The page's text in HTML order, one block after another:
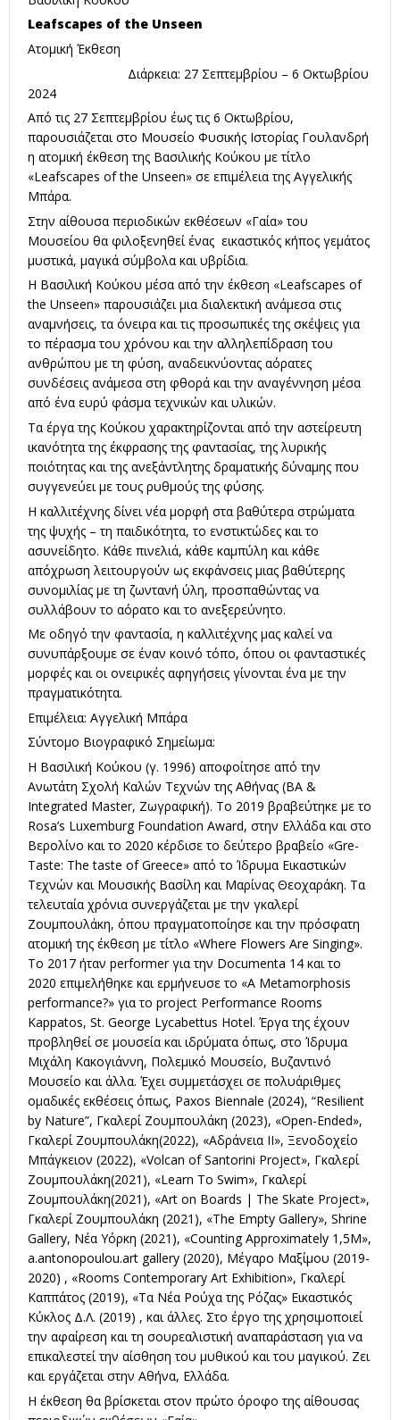
Leafscapes of the Unseen
Ατομική Έκθεση
Διάρκεια: 27 Σεπτεμβρίου – 6 Οκτωβρίου
2024
Από τις 27 Σεπτεμβρίου έως τις 6 Οκτωβρίου,
παρουσιάζεται στο Μουσείο Φυσικής Ιστορίας Γουλανδρή
η ατομική έκθεση της Βασιλικής Κούκου με τίτλο
«Leafscapes of the Unseen» σε επιμέλεια της Αγγελικής
Μπάρα.
Στην αίθουσα περιοδικών εκθέσεων «Γαία» του
Μουσείου θα φιλοξενηθεί ένας εικαστικός κήπος γεμάτος
μυστικά, μαγικά σύμβολα και υβρίδια.
Η Βασιλική Κούκου μέσα από την έκθεση «Leafscapes of
the Unseen» παρουσιάζει μια διαλεκτική ανάμεσα στις
αναμνήσεις, τα όνειρα και τις προσωπικές της σκέψεις για
το πέρασμα του χρόνου και την αλληλεπίδραση του
ανθρώπου με τη φύση, αναδεικνύοντας αόρατες
συνδέσεις ανάμεσα στη φθορά και την αναγέννηση μέσα
από ένα ευρύ φάσμα τεχνικών και υλικών.
Τα έργα της Κούκου χαρακτηρίζονται από την αστείρευτη
ικανότητα της έκφρασης της φαντασίας, της λυρικής
ποιότητας και της ανεξάντλητης δραματικής δύναμης που
συγγενεύει με τους ρυθμούς της φύσης.
Η καλλιτέχνης δίνει νέα μορφή στα βαθύτερα στρώματα
της ψυχής – τη παιδικότητα, το ενστικτώδες και το
ασυνείδητο. Κάθε πινελιά, κάθε καμπύλη και κάθε
απόχρωση λειτουργούν ως εκφάνσεις μιας βαθύτερης
συνομιλίας με τη ζωντανή ύλη, προσπαθώντας να
συλλάβουν το αόρατο και το ανεξερεύνητο.
Με οδηγό την φαντασία, η καλλιτέχνης μας καλεί να
συνυπάρξουμε σε έναν κοινό τόπο, όπου οι φανταστικές
μορφές και οι ονειρικές αφηγήσεις γίνονται ένα με την
πραγματικότητα.
Επιμέλεια: Αγγελική Μπάρα
Σύντομο Βιογραφικό Σημείωμα:
Η Βασιλική Κούκου (γ. 1996) αποφοίτησε από την
Ανωτάτη Σχολή Καλών Τεχνών της Αθήνας (BA &
Integrated Master, Ζωγραφική). Το 2019 βραβεύτηκε με το
Rosa’s Luxemburg Foundation Award, στην Ελλάδα και στο
Βερολίνο και το 2020 κέρδισε το δεύτερο βραβείο «Gre-
Taste: The taste of Greece» από το Ίδρυμα Εικαστικών
Τεχνών και Μουσικής Βασίλη και Μαρίνας Θεοχαράκη. Τα
τελευταία χρόνια συνεργάζεται με την γκαλερί
Ζουμπουλάκη, όπου πραγματοποίησε και την πρόσφατη
ατομική της έκθεση με τίτλο «Where Flowers Are Singing».
Το 2017 ήταν performer για την Documenta 14 και το
2020 επιμελήθηκε και ερμήνευσε το «A Metamorphosis
performance?» για το project Performance Rooms
Kappatos, St. George Lycabettus Hotel. Έργα της έχουν
προβληθεί σε μουσεία και ιδρύματα όπως, στο Ίδρυμα
Μιχάλη Κακογιάννη, Πολεμικό Μουσείο, Βυζαντινό
Μουσείο και άλλα. Έχει συμμετάσχει σε πολυάριθμες
ομαδικές εκθέσεις όπως, Paxos Biennale (2024), “Resilient
by Nature”, Γκαλερί Ζουμπουλάκη (2023), «Open-Ended»,
Γκαλερί Ζουμπουλάκη(2022), «Αδράνεια ΙΙ», Ξενοδοχείο
Μπάγκειον (2022), «Volcan of Santorini Project», Γκαλερί
Ζουμπουλάκη(2021), «Learn To Swim», Γκαλερί
Ζουμπουλάκη(2021), «Art on Boards | The Skate Project»,
Γκαλερί Ζουμπουλάκη (2021), «The Empty Gallery», Shrine
Gallery, Νέα Υόρκη (2021), «Counting Approximately 1,5M»,
a.antonopoulou.art gallery (2020), Μέγαρο Μαξίμου (2019-
2020) , «Rooms Contemporary Art Exhibition», Γκαλερί
Καππάτος (2019), «Τα Νέα Ρούχα της Ρόζας» Εικαστικός
Κύκλος Δ.Λ. (2019) , και άλλες. Στο έργο της χρησιμοποιεί
την αφαίρεση και τη σουρεαλιστική αναπαράσταση για να
επικαλεστεί την αίσθηση του μυθικού και του μαγικού. Ζει
και εργάζεται στην Αθήνα, Ελλάδα.
Η έκθεση θα βρίσκεται στον πρώτο όροφο της αίθουσας